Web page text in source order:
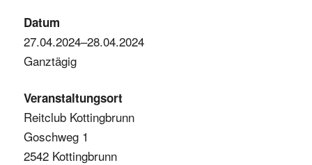
Datum
27.04.2024–28.04.2024
Ganztägig
Veranstaltungsort
Reitclub Kottingbrunn
Goschweg 1
2542 Kottingbrunn